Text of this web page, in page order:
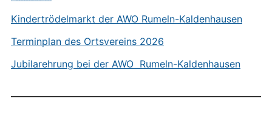
Kindertrödelmarkt der AWO Rumeln-Kaldenhausen
Terminplan des Ortsvereins 2026
Jubilarehrung bei der AWO Rumeln-Kaldenhausen